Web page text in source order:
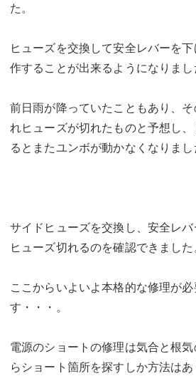
た。
ヒューズを交換して安全レバーを
作することが出来るようになりまし
前日雨が降っていたこともあり、
れヒューズが切れたものと予想し
るとまたユンボが動かなくなりまし
サイドヒューズを交換し、安全レ
ヒューズ切れるのを確認できました
ここからいよいよ本格的な修理が必
す・・・。
電源のショートの修理は気合と根
らショート箇所を探すしか方法はあ